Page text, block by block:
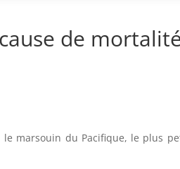
de
marsouin du Pacifique, le plus